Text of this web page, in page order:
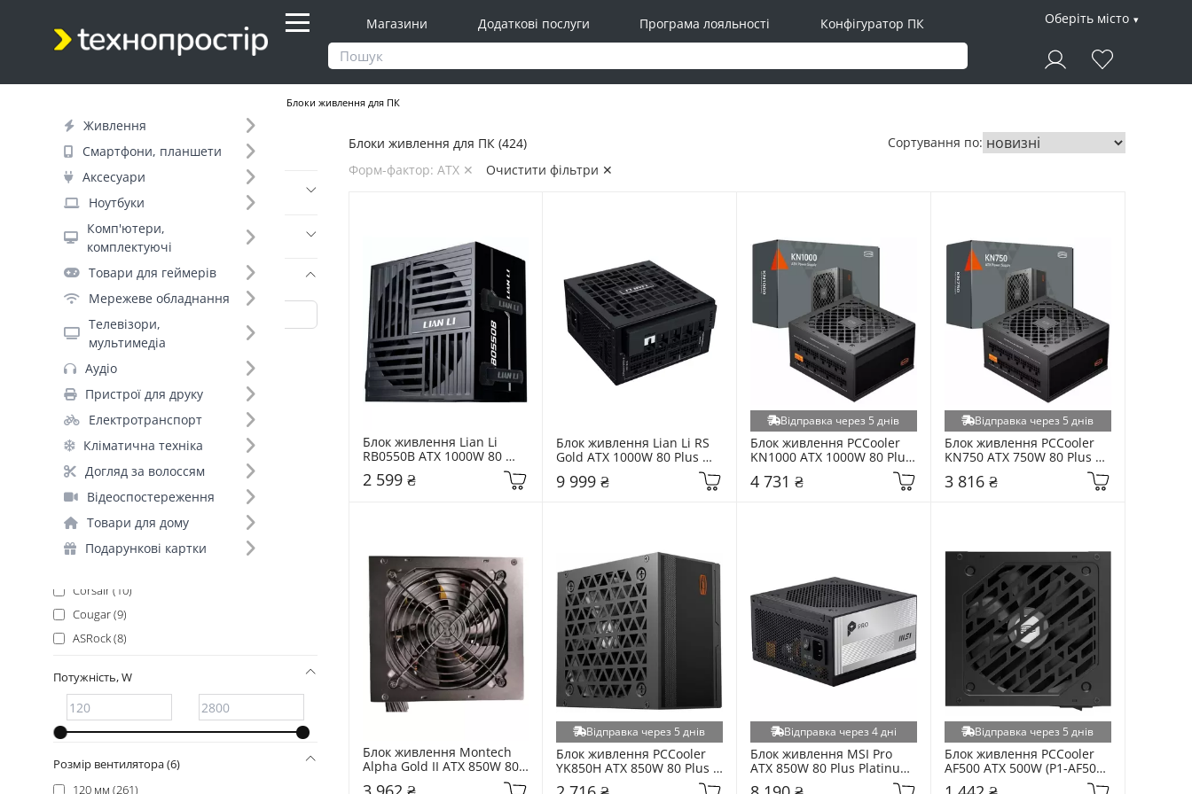
Магазини Додаткові послуги Програма лояльності Конфігуратор ПК Оберіть місто
Живлення
Смартфони, планшети
Аксесуари
Ноутбуки
Комп'ютери,
комплектуючі
Товари для геймерів
Мережеве обладнання
Телевізори,
мультимедіа
Аудіо
Пристрої для друку
Електротранспорт
Кліматична техніка
Догляд за волоссям
Відеоспостереження
Товари для дому
Подарункові картки
Блоки живлення для ПК
Фільтр
Днів до відправки (7)
Бренд (34)
GameMax (129)
Chieftec (65)
Deepcool (24)
MSI (22)
Gigabyte (19)
Xilence (13)
Asus (12)
Seasonic (11)
2E (10)
Corsair (10)
Cougar (9)
ASRock (8)
PCCooler (7)
Vinga (7)
Zalman (7)
FrimeCom (6)
FSP (6)
Потужність, W
Розмір вентилятора (6)
120 мм (261)
Блоки живлення для ПК (424)
Форм-фактор: ATX ✕
Очистити фільтри ✕
Сортування по:
Блок живлення Lian Li
RB0550B ATX 1000W 80
(G9P.RB0550B.B000.EU)
2 599 ₴
Блок живлення Lian Li RS
Gold ATX 1000W 80 Plus
(G9P.RS1000G.BH00.EU)
9 999 ₴
Відправка через 5 днів
Блок живлення PCCooler
KN1000 ATX 1000W 80 Plus
Gold Modular (P3-KN1000-
G1F) Black
4 731 ₴
Відправка через 5 днів
Блок живлення PCCooler
KN750 ATX 750W 80 Plus
Gold Modular (P3-KN750-
G1F) Black
3 816 ₴
Блок живлення Montech
Alpha Gold II ATX 850W 80
Відправка через 5 днів
Блок живлення PCCooler
YK850H ATX 850W 80 Plus
Відправка через 4 дні
Блок живлення MSI Pro
ATX 850W 80 Plus Platinum
Відправка через 5 днів
Блок живлення PCCooler
AF500 ATX 500W (P1-AF500-